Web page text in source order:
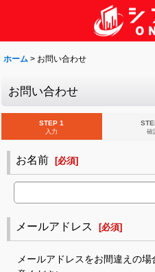
ホーム > お問い合わせ
お問い合わせ
STEP 1
入力 確
お名前 [必須]
メールアドレス [必須]
メールアドレスをお間違えの